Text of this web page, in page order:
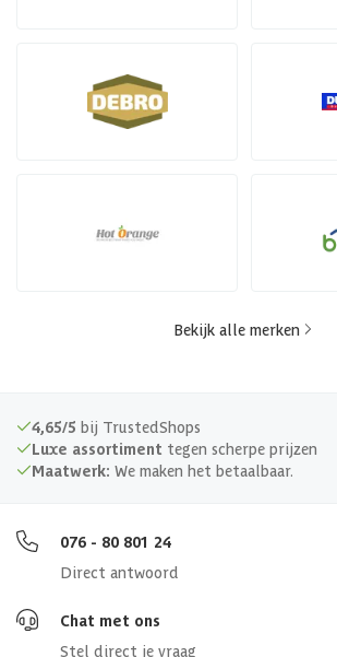
Bekijk alle merken
4,65/5 bij TrustedShops
Luxe assortiment tegen scherpe prijzen
Maatwerk: We maken het betaalbaar.
076 - 80 801 24
Direct antwoord
Chat met ons
Stel direct je vraag